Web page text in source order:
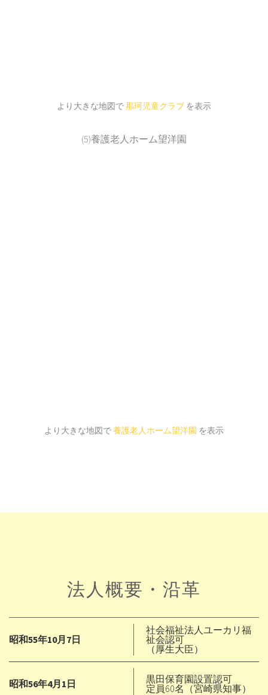
より大きな地図で那珂児童クラブ を表示
(5)養護老人ホーム望洋園
より大きな地図で養護老人ホーム望洋園 を表示
法人概要・沿革
昭和55年10月7日
社会福祉法人ユーカリ福
祉会認可
（厚生大臣）
昭和56年4月1日
黒田保育園設置認可
定員60名（宮崎県知事）